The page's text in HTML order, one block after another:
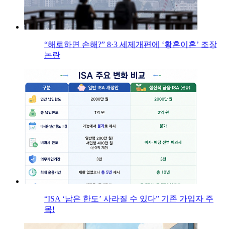
“해로하면 손해?” 8·3 세제개편에 ‘황혼이혼’ 조장
논란
“ISA ‘남은 한도’ 사라질 수 있다” 기존 가입자 주
목!